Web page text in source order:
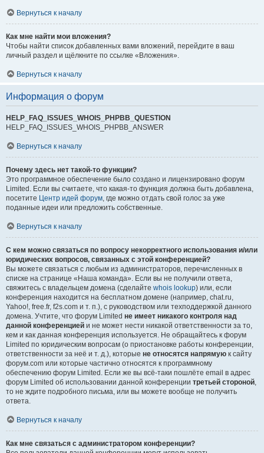
Вернуться к началу
Как мне найти мои вложения?
Чтобы найти список добавленных вами вложений, перейдите в ваш
личный раздел и щёлкните по ссылке «Вложения».
Вернуться к началу
Информация о форум
HELP_FAQ_ISSUES_WHOIS_PHPBB_QUESTION
HELP_FAQ_ISSUES_WHOIS_PHPBB_ANSWER
Вернуться к началу
Почему здесь нет такой-то функции?
Это программное обеспечение было создано и лицензировано форум
Limited. Если вы считаете, что какая-то функция должна быть добавлена,
посетите Центр идей форум, где можно отдать свой голос за уже
поданные идеи или предложить собственные.
Вернуться к началу
С кем можно связаться по вопросу некорректного использования и/или
юридических вопросов, связанных с этой конференцией?
Вы можете связаться с любым из администраторов, перечисленных в
списке на странице «Наша команда». Если вы не получили ответа,
свяжитесь с владельцем домена (сделайте whois lookup) или, если
конференция находится на бесплатном домене (например, chat.ru,
Yahoo!, free.fr, f2s.com и т. п.), с руководством или техподдержкой данного
домена. Учтите, что форум Limited не имеет никакого контроля над
данной конференцией и не может нести никакой ответственности за то,
кем и как данная конференция используется. Не обращайтесь к форум
Limited по юридическим вопросам (о приостановке работы конференции,
ответственности за неё и т. д.), которые не относятся напрямую к сайту
форум.com или которые частично относятся к программному
обеспечению форум Limited. Если же вы всё-таки пошлёте email в адрес
форум Limited об использовании данной конференции третьей стороной,
то не ждите подробного письма, или вы можете вообще не получить
ответа.
Вернуться к началу
Как мне связаться с администратором конференции?